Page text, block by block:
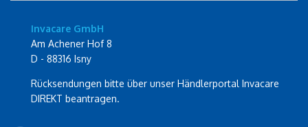
Invacare GmbH
Am Achener Hof 8
D - 88316 Isny
Rücksendungen bitte über unser Händlerportal Invacare
DIREKT beantragen.